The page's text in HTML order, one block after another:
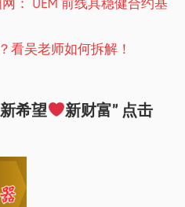
看吴老师如何拆解！
希望
新财富” 点击